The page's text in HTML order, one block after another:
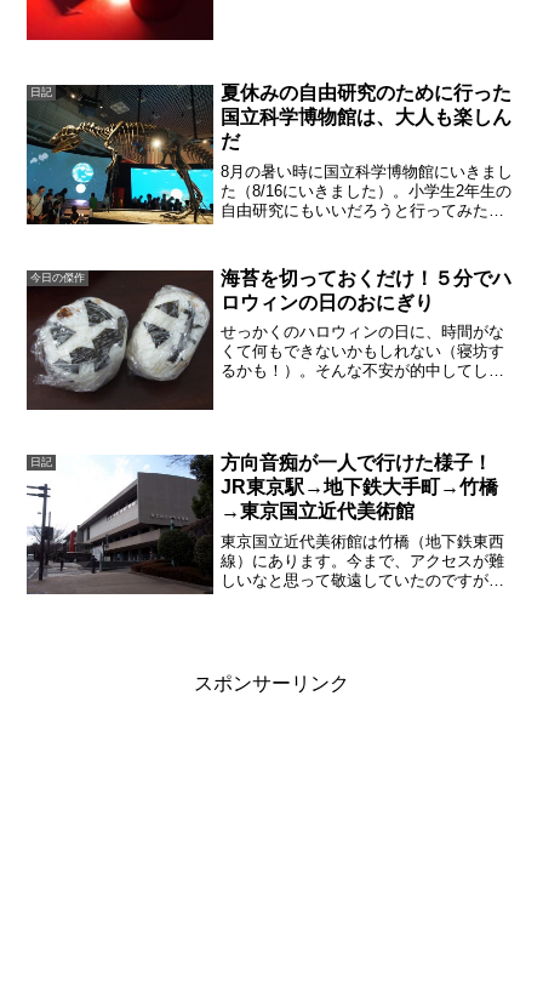
日記
夏休みの自由研究のために行った
国立科学博物館は、大人も楽しん
だ
8月の暑い時に国立科学博物館にいきまし
た（8/16にいきました）。小学生2年生の
自由研究にもいいだろうと行ってみた
で、日記に残します。常設展入場料大人
620円、なんと高校...
今日の傑作
海苔を切っておくだけ！５分でハ
ロウィンの日のおにぎり
せっかくのハロウィンの日に、時間がな
くて何もできないかもしれない（寝坊す
るかも！）。そんな不安が的中してしま
らいから、海苔を切ってお...
日記
方向音痴が一人で行けた様子！
JR東京駅→地下鉄大手町→竹橋
→東京国立近代美術館
東京国立近代美術館は竹橋（地下鉄東西
線）にあります。今まで、アクセスが難
しいなと思って敬遠していたのですが、
スポンサーリンク